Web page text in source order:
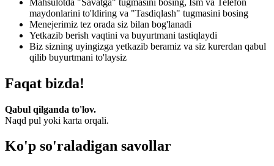
maydonlarini to'ldiring va "Tasdiqlash" tugmasini bosing
Menejerimiz tez orada siz bilan bog'lanadi
Yetkazib berish vaqtini va buyurtmani tastiqlaydi
Biz sizning uyingizga yetkazib beramiz va siz kurerdan qabul
qilib buyurtmani to'laysiz
Faqat bizda!
Qabul qilganda to'lov.
Naqd pul yoki karta orqali.
Ko'p so'raladigan savollar